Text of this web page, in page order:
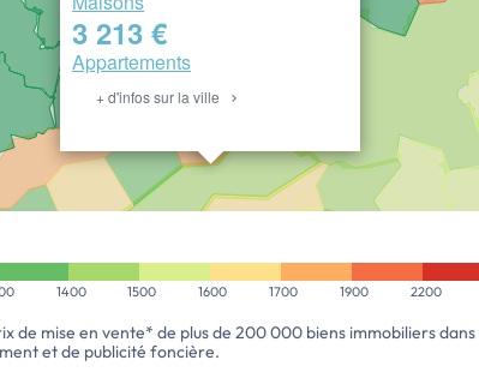
3 213 €
Appartements
+ d'infos sur la ville
1400 1500 1600 1700 1900 2200
de mise en vente* de plus de 200 000 biens immobiliers
et de publicité foncière.